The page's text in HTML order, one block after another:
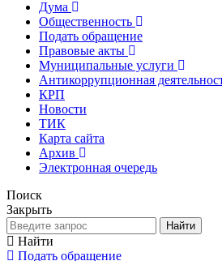
Дума
Общественность
Подать обращение
Правовые акты
Муниципальные услуги
Антикоррупционная
КРП
Новости
ТИК
Карта сайта
Архив
Электронная очередь
Поиск
Закрыть
Найти
Найти
Подать обращение